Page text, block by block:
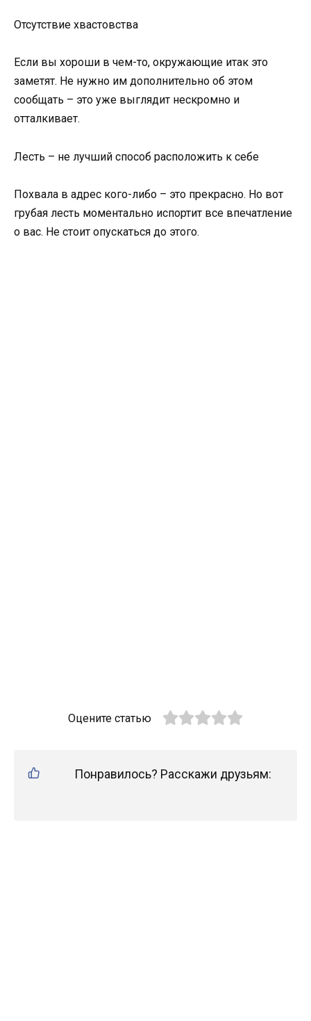
Отсутствие хвастовства
Если вы хороши в чем-то, окружающие итак это
заметят. Не нужно им дополнительно об этом
сообщать – это уже выглядит нескромно и
отталкивает.
Лесть – не лучший способ расположить к себе
Похвала в адрес кого-либо – это прекрасно. Но вот
грубая лесть моментально испортит все впечатление
о вас. Не стоит опускаться до этого.
Оцените статью
Понравилось? Расскажи друзьям: